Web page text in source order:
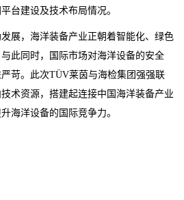
台建设及技术布局情况。
展，海洋装备产业正朝着智能化、绿色
此同时，国际市场对海洋设备的安全
苛。此次TÜV莱茵与海检集团强强联
术资源，搭建起连接中国海洋装备产业
海洋设备的国际竞争力。